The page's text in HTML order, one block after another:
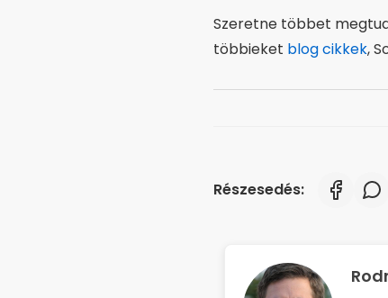
Szeretne többet
többieket blog cikkek,
Részesedés: